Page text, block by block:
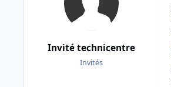
Invité technicentre
Invités